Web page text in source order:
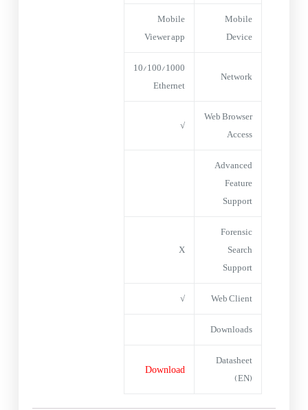
Mobile
Device
Mobile
Viewer app
Network
10/100/1000
Ethernet
Web Browser
Access
√
Advanced
Feature
Support
Forensic
Search
Support
X
Web Client
√
Downloads
Datasheet
(EN)
Download